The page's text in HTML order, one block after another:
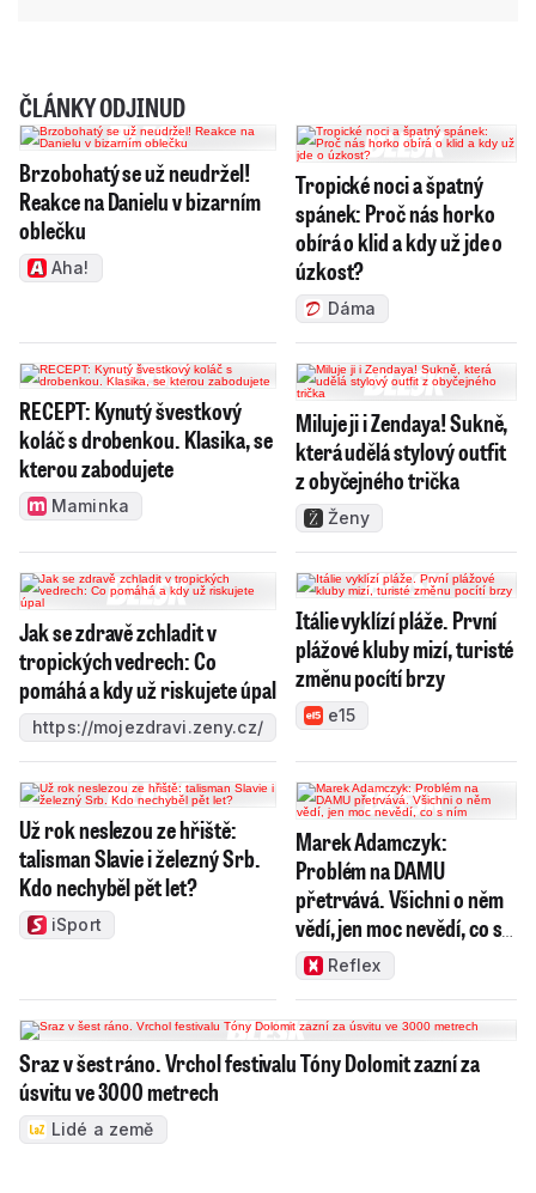
ČLÁNKY ODJINUD
Brzobohatý se už neudržel!
Reakce na Danielu v bizarním
oblečku
Aha!
Tropické noci a špatný
spánek: Proč nás horko
obírá o klid a kdy už jde o
úzkost?
Dáma
RECEPT: Kynutý švestkový
koláč s drobenkou. Klasika, se
kterou zabodujete
Maminka
Miluje ji i Zendaya! Sukně,
která udělá stylový outfit
z obyčejného trička
Ženy
Jak se zdravě zchladit v
tropických vedrech: Co
pomáhá a kdy už riskujete úpal
https://mojezdravi.zeny.cz/
Itálie vyklízí pláže. První
plážové kluby mizí, turisté
změnu pocítí brzy
e15
Už rok neslezou ze hřiště:
talisman Slavie i železný Srb.
Kdo nechyběl pět let?
iSport
Marek Adamczyk:
Problém na DAMU
přetrvává. Všichni o něm
vědí, jen moc nevědí, co s
nímReflex
Sraz v šest ráno. Vrchol festivalu Tóny Dolomit zazní za
úsvitu ve 3000 metrech
Lidé a země